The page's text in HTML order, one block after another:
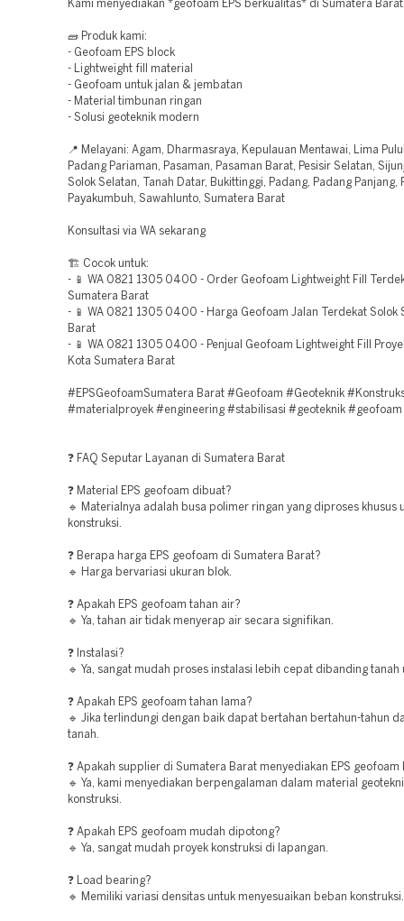
Kami menyediakan *geofoam EPS berkualitas* di Sumatera
🧱 Produk kami:
- Geofoam EPS block
- Lightweight fill material
- Geofoam untuk jalan & jembatan
- Material timbunan ringan
- Solusi geoteknik modern
📍 Melayani: Agam, Dharmasraya, Kepulauan Mentawai, Lima
Padang Pariaman, Pasaman, Pasaman Barat, Pesisir Selatan,
Solok Selatan, Tanah Datar, Bukittinggi, Padang, Padang Panjang,
Payakumbuh, Sawahlunto, Sumatera Barat
Konsultasi via WA sekarang
🏗️ Cocok untuk:
- 📱 WA 0821 1305 0400 - Order Geofoam Lightweight Fill
Sumatera Barat
- 📱 WA 0821 1305 0400 - Harga Geofoam Jalan Terdekat Solok
Barat
- 📱 WA 0821 1305 0400 - Penjual Geofoam Lightweight Fill
Kota Sumatera Barat
#EPSGeofoamSumatera Barat #Geofoam #Geoteknik
#materialproyek #engineering #stabilisasi #geoteknik #geofoam
❓ FAQ Seputar Layanan di Sumatera Barat
❓ Material EPS geofoam dibuat?
🔹 Materialnya adalah busa polimer ringan yang diproses khusus
konstruksi.
❓ Berapa harga EPS geofoam di Sumatera Barat?
🔹 Harga bervariasi ukuran blok.
❓ Apakah EPS geofoam tahan air?
🔹 Ya, tahan air tidak menyerap air secara signifikan.
❓ Instalasi?
🔹 Ya, sangat mudah proses instalasi lebih cepat dibanding tanah
❓ Apakah EPS geofoam tahan lama?
🔹 Jika terlindungi dengan baik dapat bertahan bertahun-tahun
tanah.
❓ Apakah supplier di Sumatera Barat menyediakan EPS geofoam
🔹 Ya, kami menyediakan berpengalaman dalam material
konstruksi.
❓ Apakah EPS geofoam mudah dipotong?
🔹 Ya, sangat mudah proyek konstruksi di lapangan.
❓ Load bearing?
🔹 Memiliki variasi densitas untuk menyesuaikan beban konstruksi.